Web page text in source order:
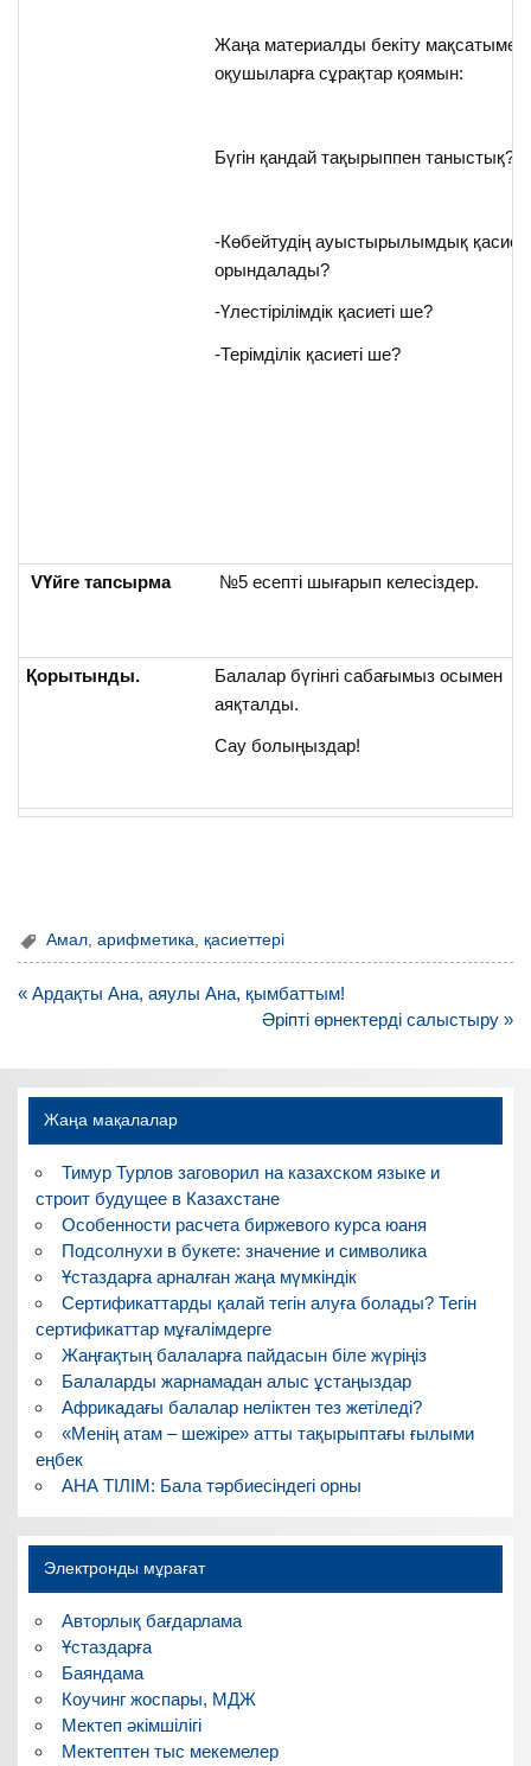
Жаңа материалды бекіту мақсатымен
оқушыларға сұрақтар қоямын:
Бүгін қандай тақырыппен таныстық?
-Көбейтудің ауыстырылымдық
орындалады?
-Үлестірілімдік қасиеті ше?
-Терімділік қасиеті ше?
VҮйге тапсырма №5 есепті шығарып келесіздер.
Қорытынды.
Балалар бүгінгі сабағымыз осымен
аяқталды.
Сау болыңыздар!
Амал ,арифметика қасиеттері
Навигация
« Ардақты Ана, аяулы Ана, қымбаттым!
Әріпті өрнектерді салыстыру »
Жаңа мақалалар
Тимур Турлов заговорил на казахском языке и
строит будущее в Казахстане
Особенности расчета биржевого курса юаня
Подсолнухи в букете: значение и символика
Ұстаздарға арналған жаңа мүмкіндік
Сертификаттарды қалай тегін алуға болады? Тегін
сертификаттар мұғалімдерге
Жаңғақтың балаларға пайдасын біле жүріңіз
Балаларды жарнамадан алыс ұстаңыздар
Африкадағы балалар неліктен тез жетіледі?
«Менің атам – шежіре» атты тақырыптағы ғылыми
еңбек
АНА ТІЛІМ: Бала тәрбиесіндегі орны
Электронды мұрағат
Авторлық бағдарлама
Ұстаздарға
Баяндама
Коучинг жоспары, МДЖ
Мектеп әкімшілігі
Мектептен тыс мекемелер